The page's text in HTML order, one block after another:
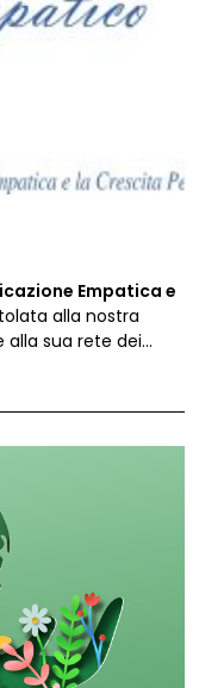
Empatica e
alla nostra
alla sua rete dei